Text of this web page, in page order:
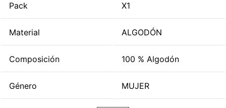
Pack X1
Material ALGODÓN
Composición 100 % Algodón
Género MUJER